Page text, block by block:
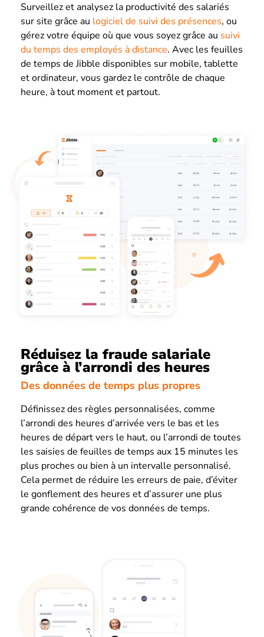
Surveillez et analysez la productivité des salariés
sur site grâce au logiciel de suivi des présences, ou
gérez votre équipe où que vous soyez grâce au suivi
du temps des employés à distance. Avec les feuilles
de temps de Jibble disponibles sur mobile, tablette
et ordinateur, vous gardez le contrôle de chaque
heure, à tout moment et partout.
Réduisez la fraude salariale
grâce à l’arrondi des heures
Des données de temps plus propres
Définissez des règles personnalisées, comme
l’arrondi des heures d’arrivée vers le bas et les
heures de départ vers le haut, ou l’arrondi de toutes
les saisies de feuilles de temps aux 15 minutes les
plus proches ou bien à un intervalle personnalisé.
Cela permet de réduire les erreurs de paie, d’éviter
le gonflement des heures et d’assurer une plus
grande cohérence de vos données de temps.